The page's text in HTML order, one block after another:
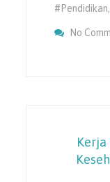
#pendidikan,
No